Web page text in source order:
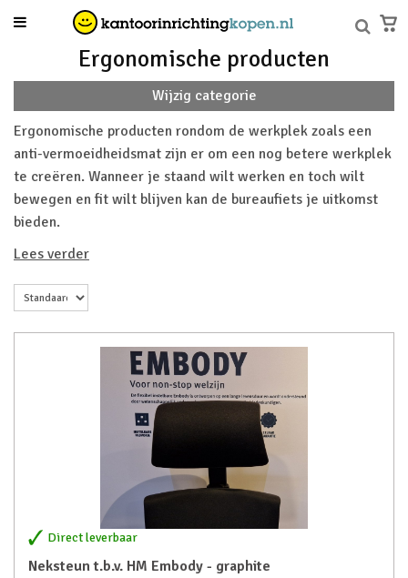
Ergonomische producten
Wijzig categorie
Ergonomische producten rondom de werkplek zoals een
anti-vermoeidheidsmat zijn er om een nog betere werkplek
te creëren. Wanneer je staand wilt werken en toch wilt
bewegen en fit wilt blijven kan de bureaufiets je uitkomst
bieden.
Lees verder
Direct leverbaar
Neksteun t.b.v. HM Embody - graphite